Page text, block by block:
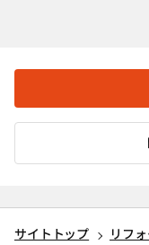
サイトトップ
リフ